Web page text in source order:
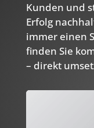
Kunden und
Erfolg
immer einen
finden Sie
– direkt